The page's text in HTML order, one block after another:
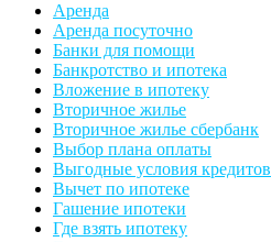
Аренда
Аренда посуточно
Банки для помощи
Банкротство и ипотека
Вложение в ипотеку
Вторичное жилье
Вторичное жилье сбербанк
Выбор плана оплаты
Выгодные условия кредитов
Вычет по ипотеке
Гашение ипотеки
Где взять ипотеку